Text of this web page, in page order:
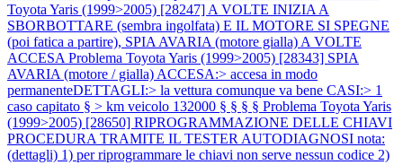
Toyota Yaris (1999>2005) [28247] A VOLTE INIZIA A
SBORBOTTARE (sembra ingolfata) E IL MOTORE SI SPEGNE
(poi fatica a partire), SPIA AVARIA (motore gialla) A VOLTE
ACCESA Problema Toyota Yaris (1999>2005) [28343] SPIA
AVARIA (motore / gialla) ACCESA:> accesa in modo
permanenteDETTAGLI:> la vettura comunque va bene CASI:> 1
caso capitato § > km veicolo 132000 § § § § Problema Toyota Yaris
(1999>2005) [28650] RIPROGRAMMAZIONE DELLE CHIAVI
PROCEDURA TRAMITE IL TESTER AUTODIAGNOSI nota:
(dettagli) 1) per riprogrammare le chiavi non serve nessun codice 2)